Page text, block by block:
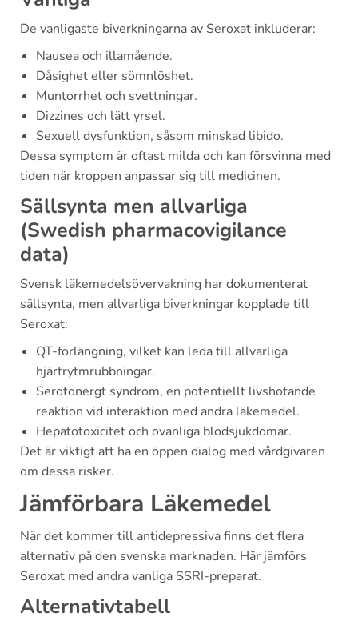
De vanligaste biverkningarna av Seroxat inkluderar:
Nausea och illamående.
Dåsighet eller sömnlöshet.
Muntorrhet och svettningar.
Dizzines och lätt yrsel.
Sexuell dysfunktion, såsom minskad libido.
Dessa symptom är oftast milda och kan försvinna med
tiden när kroppen anpassar sig till medicinen.
Sällsynta men allvarliga
(Swedish pharmacovigilance
data)
Svensk läkemedelsövervakning har dokumenterat
sällsynta, men allvarliga biverkningar kopplade till
Seroxat:
QT-förlängning, vilket kan leda till allvarliga
hjärtrytmrubbningar.
Serotonergt syndrom, en potentiellt livshotande
reaktion vid interaktion med andra läkemedel.
Hepatotoxicitet och ovanliga blodsjukdomar.
Det är viktigt att ha en öppen dialog med vårdgivaren
om dessa risker.
Jämförbara Läkemedel
När det kommer till antidepressiva finns det flera
alternativ på den svenska marknaden. Här jämförs
Seroxat med andra vanliga SSRI-preparat.
Alternativtabell